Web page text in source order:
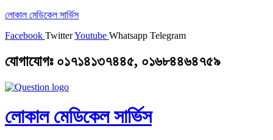
লোকাল মেডিকেল সার্ভিস
Facebook TwitterYoutube Whatsapp Telegram
যোগাযোগঃ ০১৭১৪১৩৭৪৪৫, ০১৬৮৪৪৬৪৭৫৯
লোকাল মেডিকেল সার্ভিস